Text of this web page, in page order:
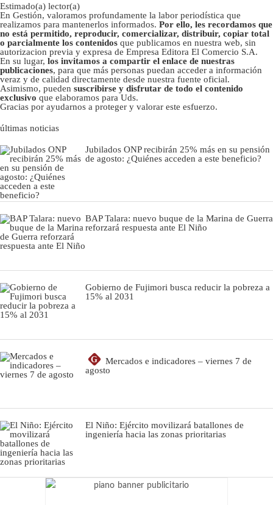
Estimado(a) lector(a)
En Gestión, valoramos profundamente la labor periodística que
realizamos para mantenerlos informados. Por ello, les recordamos que
no está permitido, reproducir, comercializar, distribuir, copiar total
o parcialmente los contenidos que publicamos en nuestra web, sin
autorizacion previa y expresa de Empresa Editora El Comercio S.A.
En su lugar, los invitamos a compartir el enlace de nuestras
publicaciones, para que más personas puedan acceder a información
veraz y de calidad directamente desde nuestra fuente oficial.
Asimismo, pueden suscribirse y disfrutar de todo el contenido
exclusivo que elaboramos para Uds.
Gracias por ayudarnos a proteger y valorar este esfuerzo.
últimas noticias
Jubilados ONP recibirán 25% más en su pensión
de agosto: ¿Quiénes acceden a este beneficio?
BAP Talara: nuevo buque de la Marina de Guerra
reforzará respuesta ante El Niño
Gobierno de Fujimori busca reducir la pobreza a
15% al 2031
G
Mercados e indicadores – viernes 7 de
agosto
El Niño: Ejército movilizará batallones de
ingeniería hacia las zonas prioritarias